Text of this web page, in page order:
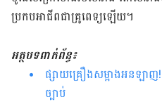
ប្រកប​អាជីព​ជា​គ្រូ​ពេទ្យ​ឡើយ។
អត្ថបទពាក់ព័ន្ធ៖
ផ្សាយ​គ្រឿង​សម្អាង​អនឡាញ
ច្បាប់